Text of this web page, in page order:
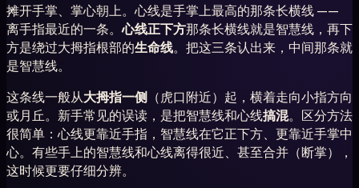
摊开手掌、掌心朝上。心线是手掌上最高的那条长横线 ——
离手指最近的一条。心线正下方那条长横线就是智慧线，再下
方是绕过大拇指根部的生命线。把这三条认出来，中间那条就
是智慧线。
这条线一般从大拇指一侧 （虎口附近）起，横着走向小指方向
或月丘。新手常见的误读，是把智慧线和心线搞混。区分方法
很简单：心线更靠近手指，智慧线在它正下方、更靠近手掌中
心。有些手上的智慧线和心线离得很近、甚至合并（断掌），
这时候更要仔细分辨。